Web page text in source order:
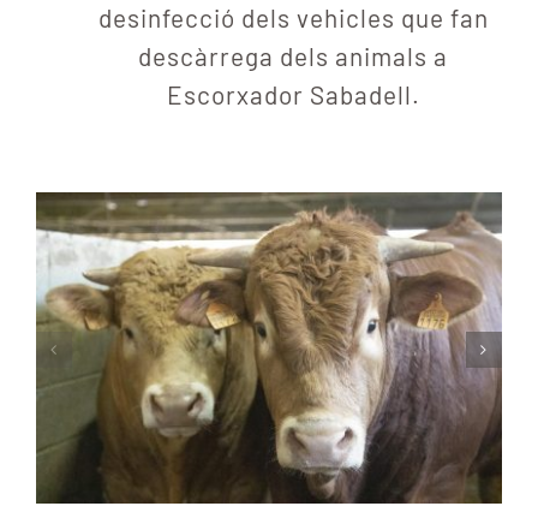
desinfecció dels vehicles que fan
descàrrega dels animals a
Escorxador Sabadell.